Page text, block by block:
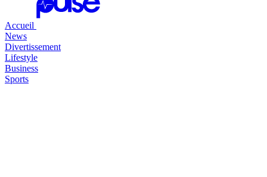
Accueil
News
Divertissement
Lifestyle
Business
Sports